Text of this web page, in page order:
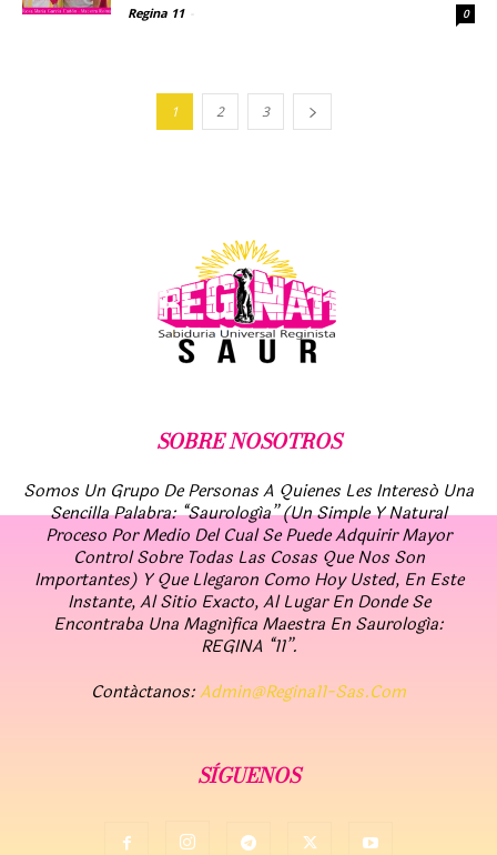
Regina 11 0
1 2 3
SOBRE NOSOTROS
Somos Un Grupo De Personas A Quienes Les Interesó Una
Sencilla Palabra: “Saurología” (un Simple Y Natural
Proceso Por Medio Del Cual Se Puede Adquirir Mayor
Control Sobre Todas Las Cosas Que Nos Son
Importantes) Y Que Llegaron Como Hoy Usted, En Este
Instante, Al Sitio Exacto, Al Lugar En Donde Se
Encontraba Una Magnífica Maestra En Saurología:
REGINA “11”.
Contáctanos:Admin@regina11-Sas.com
SÍGUENOS